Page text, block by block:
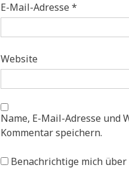
E-Mail-Adresse *
Website
Name, E-Mail-Adresse und
Kommentar speichern.
Benachrichtige mich